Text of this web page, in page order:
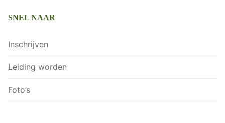
SNEL NAAR
Inschrijven
Leiding worden
Foto’s